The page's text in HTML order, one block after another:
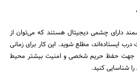
دارای چشمی دیجیتال هستند که می‌توان از
ایستاده‌اند، مطلع شوید. این کار برای زمانی
جهت حفظ حریم شخصی و امنیت بیشتر محیط
شناسایی کنید.